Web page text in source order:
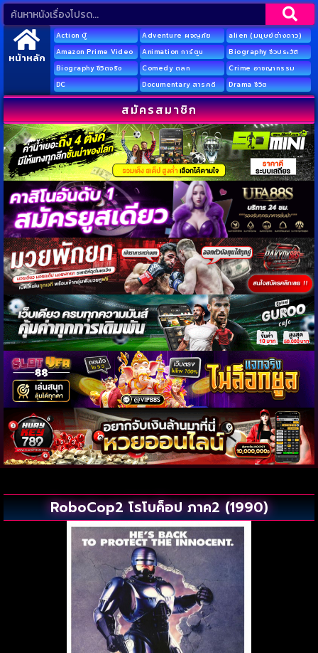
หน้าหลัก
Action บู๊ Adventure ผจญภัย
alien (มนุษย์ต่างดาว)
Amazon Prime Video
Animation การ์ตูน
Biography ชีวประวัติ
Biography ชีวิตจริง
Comedy ตลก
Crime อาชญากรรม
DC
Documentary สารคดี Drama ชีวิต
สมัครสมาชิก
RoboCop2 โรโบค็อป ภาค2 (1990)